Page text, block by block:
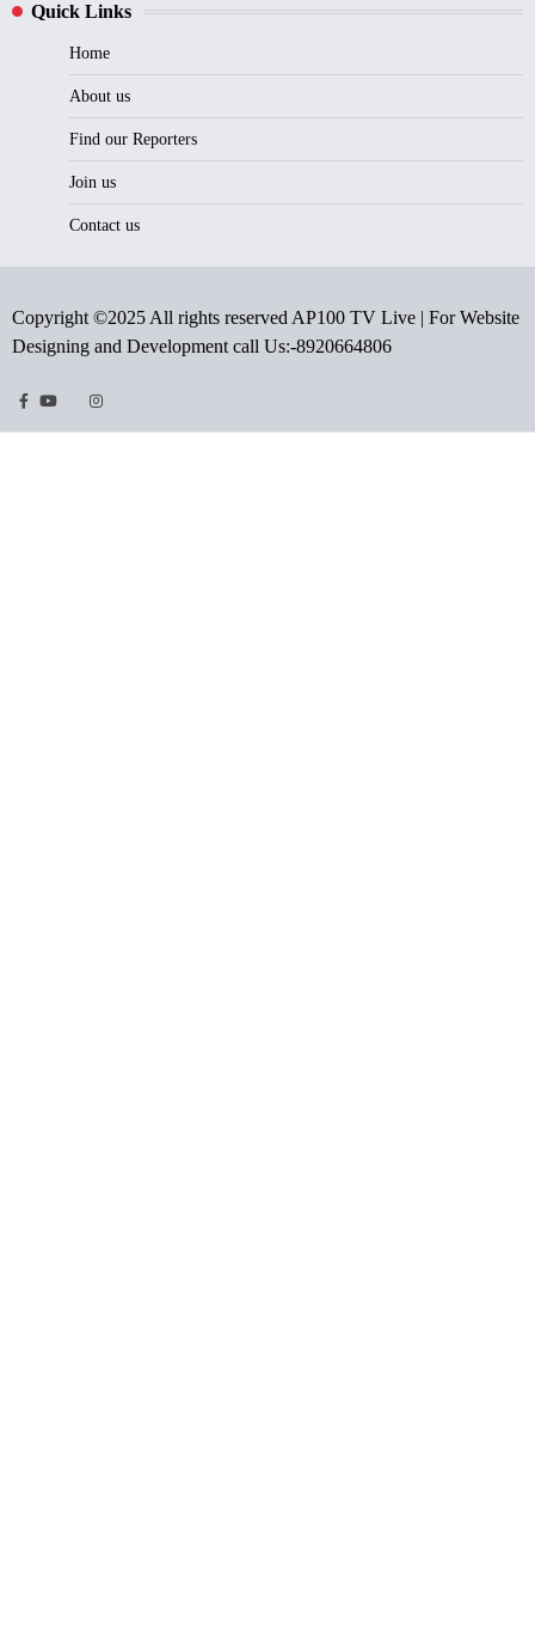
Quick Links
Home
About us
Find our Reporters
Join us
Contact us
Copyright ©2025 All rights reserved AP100 TV Live | For Website
Designing and Development call Us:-8920664806
Facebook
Youtube
TwitterInstragram